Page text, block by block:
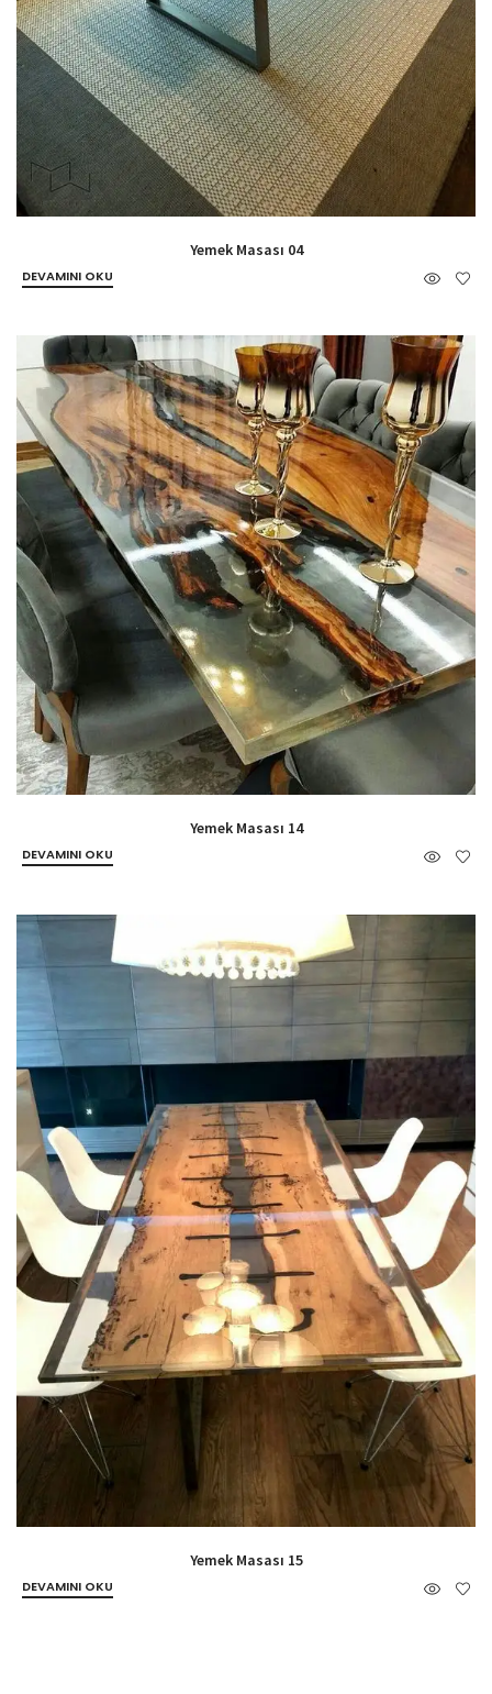
Yemek Masası 04
DEVAMINI OKU
Yemek Masası 14
DEVAMINI OKU
Yemek Masası 15
DEVAMINI OKU